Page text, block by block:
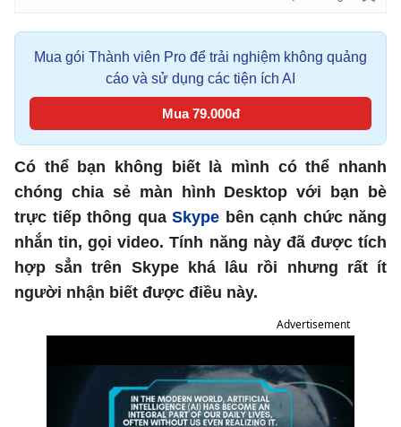
Mua gói Thành viên Pro để trải nghiệm không quảng
cáo và sử dụng các tiện ích AI
Mua 79.000đ
Có thể bạn không biết là mình có thể nhanh
chóng chia sẻ màn hình Desktop với bạn bè
trực tiếp thông qua Skype bên cạnh chức năng
nhắn tin, gọi video. Tính năng này đã được tích
hợp sẳn trên Skype khá lâu rồi nhưng rất ít
người nhận biết được điều này.
Advertisement